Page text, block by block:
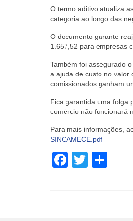
O termo aditivo atualiza
categoria ao longo das
O documento garante
1.657,52 para empresas
Também foi assegurado
a ajuda de custo no valor
comissionados ganham
Fica garantida uma folga
comércio não funcionará
Para mais informações,
SINCAMECE.pdf
Facebook
Twitter